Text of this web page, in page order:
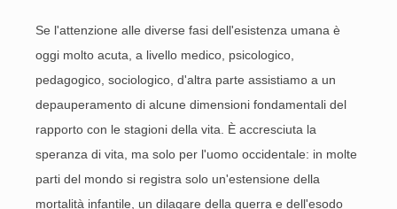
Se l'attenzione alle diverse fasi dell'esistenza umana è
oggi molto acuta, a livello medico, psicologico,
pedagogico, sociologico, d'altra parte assistiamo a un
depauperamento di alcune dimensioni fondamentali del
rapporto con le stagioni della vita. È accresciuta la
speranza di vita, ma solo per l'uomo occidentale: in molte
parti del mondo si registra solo un'estensione della
mortalità infantile, un dilagare della guerra e dell'esodo